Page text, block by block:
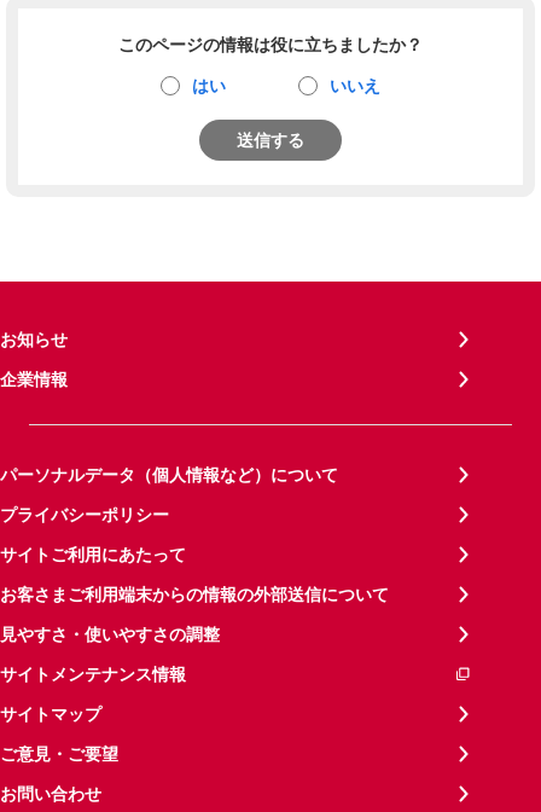
このページの情報は役に立ちましたか？
はい いいえ
送信する
お知らせ
企業情報
パーソナルデータ（個人情報など）について
プライバシーポリシー
サイトご利用にあたって
お客さまご利用端末からの情報の外部送信について
見やすさ・使いやすさの調整
サイトメンテナンス情報
サイトマップ
ご意見・ご要望
お問い合わせ